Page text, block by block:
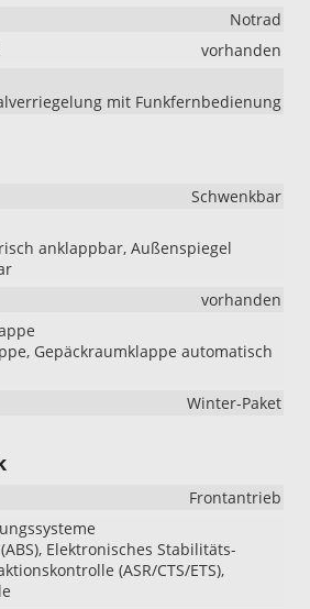
Notrad
vorhanden
mit Funkfernbedienung
Schwenkbar
anklappbar, Außenspiegel
vorhanden
Gepäckraumklappe automatisch
Winter-Paket
Frontantrieb
Elektronisches Stabilitäts-
(ASR/CTS/ETS),